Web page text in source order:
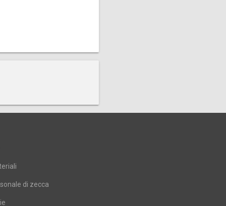
di zecca